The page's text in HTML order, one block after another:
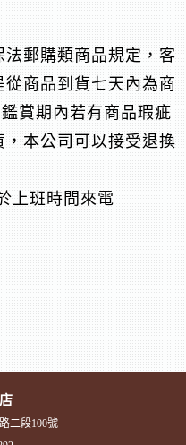
郵購類商品規定，客
商品到貨七天內為商
賞期內若有商品瑕疵
本公司可以接受退換
上班時間來電
二段100號